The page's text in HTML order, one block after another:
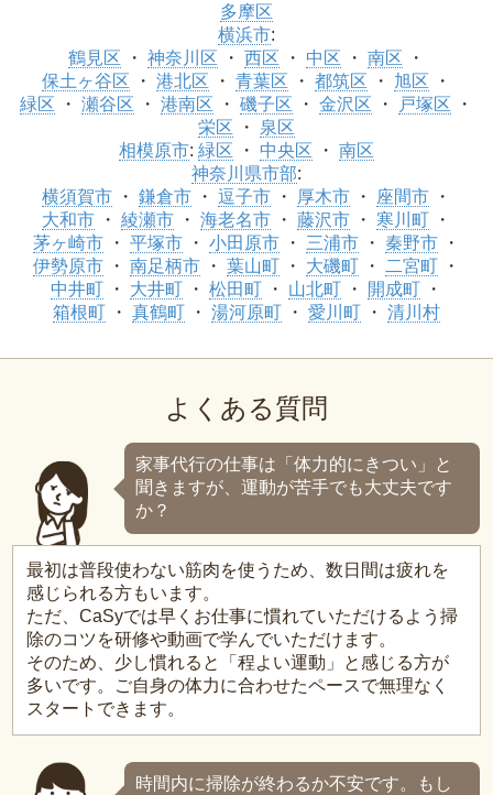
多摩区
横浜市:
鶴見区
神奈川区 西区 中区
南区
保土ヶ谷区
港北区 青葉区 都筑区
旭区
緑区
瀬谷区 港南区 磯子区 金沢区
戸塚区
栄区
泉区
相模原市: 緑区 中央区
南区
神奈川県市部:
横須賀市
鎌倉市 逗子市 厚木市
座間市
大和市
綾瀬市 海老名市 藤沢市
寒川町
茅ヶ崎市
平塚市 小田原市 三浦市
秦野市
伊勢原市
南足柄市 葉山町 大磯町
二宮町
中井町
大井町 松田町 山北町
開成町
箱根町
真鶴町 湯河原町 愛川町 清川村
よくある質問
家事代行の仕事は「体力的にきつい」と
聞きますが、運動が苦手でも大丈夫です
か？
最初は普段使わない筋肉を使うため、数日間は疲れを
感じられる方もいます。
ただ、CaSyでは早くお仕事に慣れていただけるよう掃
除のコツを研修や動画で学んでいただけます。
そのため、少し慣れると「程よい運動」と感じる方が
多いです。ご自身の体力に合わせたペースで無理なく
スタートできます。
時間内に掃除が終わるか不安です。もし